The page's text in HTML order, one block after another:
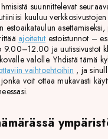
suunnittelevat
kuuluu
estoaikataulun
ajoitetut estoistunnot –
9.00–12.00 ja uutissivustot
valolle. Yhdistä tämä
vaihtoehtoihin , ja
voit ottaa mukavasti